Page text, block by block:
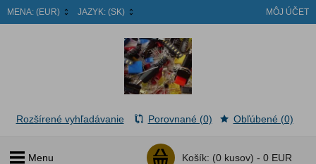
MENA: (EUR) JAZYK: (SK) MÔJ ÚČET
Menu Košík: (0 kusov) - 0 EUR
Rozšírené vyhľadávanie Porovnané (0) Obľúbené (0)